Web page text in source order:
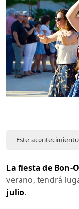
Este
La fiesta de Bon-
verano, tendrá
julio.